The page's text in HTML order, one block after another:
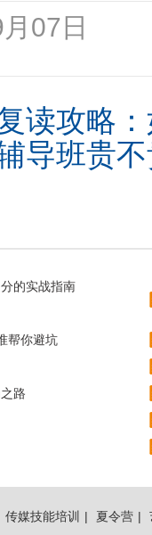
07日
读攻略
导班贵
的实战指南
帮你避坑
路
传媒技能培训 | 夏令营 |